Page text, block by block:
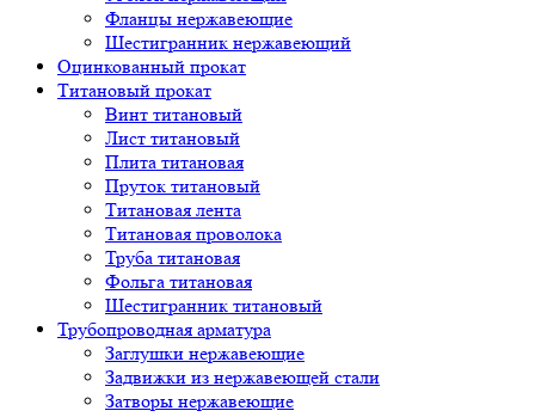
Фланцы нержавеющие
Шестигранник нержавеющий
Оцинкованный прокат
Титановый прокат
Винт титановый
Лист титановый
Плита титановая
Пруток титановый
Титановая лента
Титановая проволока
Труба титановая
Фольга титановая
Шестигранник титановый
Трубопроводная арматура
Заглушки нержавеющие
Задвижки из нержавеющей стали
Затворы нержавеющие